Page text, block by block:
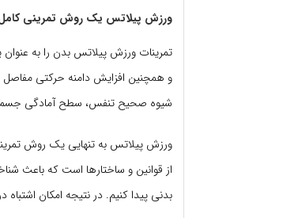
ورزش پیلاتس یک روش تمرینی
تمرینات ورزش پیلاتس بدن را به
و همچنین افزایش دامنه حرکتی
شیوه صحیح تنفس، سطح آمادگی
ورزش پیلاتس به تنهایی یک روش
از قوانین و ساختارها است که باعث
بدنی پیدا کنیم. در نتیجه امکان